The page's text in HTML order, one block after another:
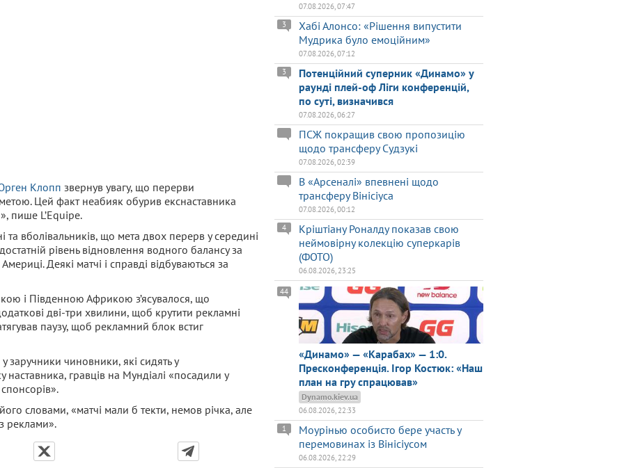
Клопп звернув увагу, що перерви
Цей факт неабияк обурив екснаставника
пише L’Equipe.
та вболівальників, що мета двох перерв у середині
рівень відновлення водного балансу за
Деякі матчі і справді відбуваються за
і Південною Африкою з’ясувалося, що
дві-три хвилини, щоб крутити рекламні
паузу, щоб рекламний блок встиг
чиновники, які сидять у
гравців на Мундіалі «посадили у
словами, «матчі мали б текти, немов річка, але
реклами».
07.08.2026, 07:47
Хабі Алонсо: «Рішення випустити
Мудрика було емоційним»
3
07.08.2026, 07:12
Потенційний суперник «Динамо» у
раунді плей-оф Ліги конференцій,
по суті, визначився
3
07.08.2026, 06:27
ПСЖ покращив свою пропозицію
щодо трансферу Судзукі
07.08.2026, 02:39
В «Арсеналі» впевнені щодо
трансферу Вінісіуса
07.08.2026, 00:12
Кріштіану Роналду показав свою
неймовірну колекцію суперкарів
(ФОТО)
4
06.08.2026, 23:25
«Динамо» — «Карабах» — 1:0.
Пресконференція. Ігор Костюк: «Наш
план на гру спрацював»
44
Dynamo.kiev.ua
06.08.2026, 22:33
Моурінью особисто бере участь у
перемовинах із Вінісіусом
1
06.08.2026, 22:29